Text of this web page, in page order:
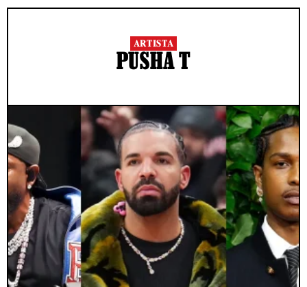
ARTISTA
PUSHA T